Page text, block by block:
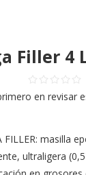
Filler 4
en revisar
FILLER: masilla
ultraligera